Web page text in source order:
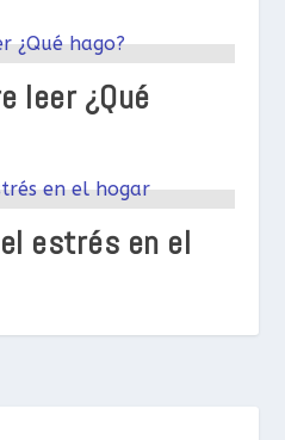
leer ¿Qué
estrés en el